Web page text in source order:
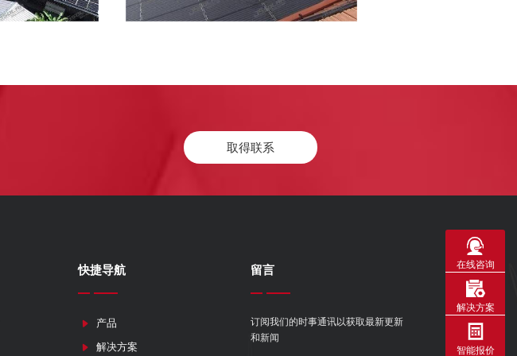
取得联系
留言
订阅我们的时事通讯以获取最新更新
和新闻
快捷导航
产品
解决方案
在线咨询
解决方案
智能报价